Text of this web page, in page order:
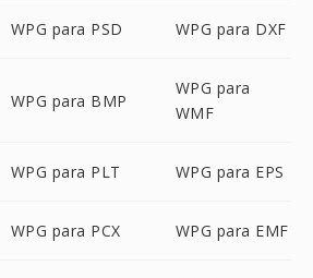
WPG para PSD WPG para DXF
WPG para BMP
WPG para
WMF
WPG para PLT WPG para EPS
WPG para PCX WPG para EMF